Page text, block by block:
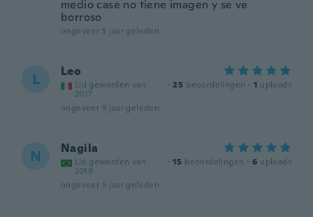
medio case no tiene imagen y se ve
borroso
ongeveer 5 jaar geleden
L Leo
Lid geworden van
2017
· 25 beoordelingen · 1 uploads
ongeveer 5 jaar geleden
N Nagila
Lid geworden van
2019
· 15 beoordelingen · 6 uploads
ongeveer 5 jaar geleden